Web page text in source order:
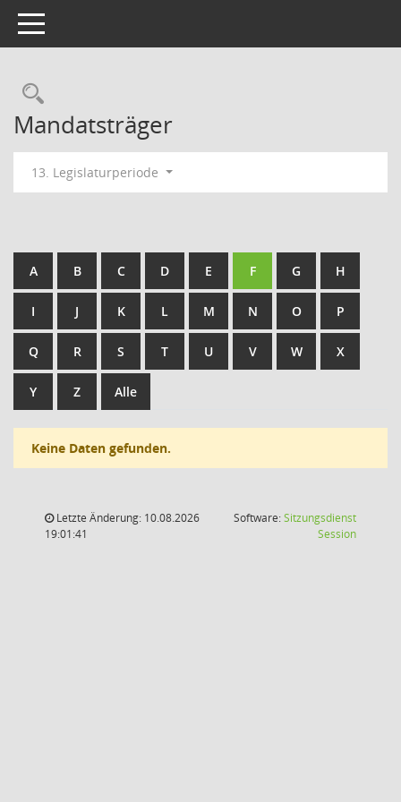
Toggle navigation
Rechercheauswahl
Mandatsträger
13. Legislaturperiode
A B C D E F G H
I J K L M N O P
Q R S T U V W X
Y Z Alle
Keine Daten gefunden.
Letzte Änderung: 10.08.2026
19:01:41
Software:Sitzungsdienst
Session(Wird in